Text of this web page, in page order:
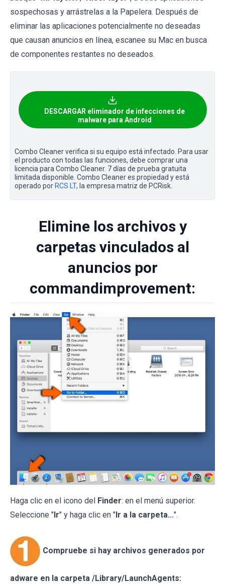
sospechosas y arrástrelas a la Papelera. Después de
eliminar las aplicaciones potencialmente no deseadas
que causan anuncios en línea, escanee su Mac en busca
de componentes restantes no deseados.
DESCARGAR eliminador de infecciones de
malware para Android
Combo Cleaner verifica si su equipo está infectado. Para usar
el producto con todas las funciones, debe comprar una
licencia para Combo Cleaner. 7 días de prueba gratuita
limitada disponible. Combo Cleaner es propiedad y está
operado por RCS LT, la empresa matriz de PCRisk.
Elimine los archivos y
carpetas vinculados al
anuncios por
commandimprovement:
Haga clic en el icono del Finder: en el menú superior.
Seleccione "Ir" y haga clic en "Ir a la carpeta...".
Compruebe si hay archivos generados por
adware en la carpeta /Library/LaunchAgents: